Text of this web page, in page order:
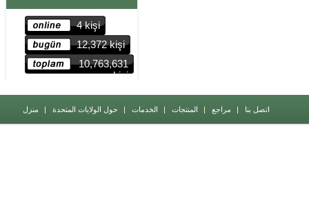
4 kişi
12,372 kişi
10,763,631
kişi
منزل حول الولايات المتحدة الخدمات المنتجات مراجع اتصل بنا